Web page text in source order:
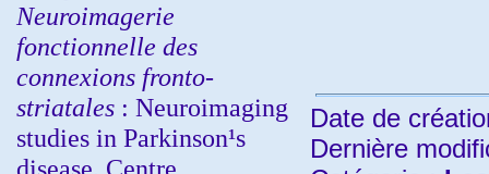
Neuroimagerie
fonctionnelle des
connexions fronto-
striatales : Neuroimaging
studies in Parkinson¹s
disease. Centre
Date de
Dernière